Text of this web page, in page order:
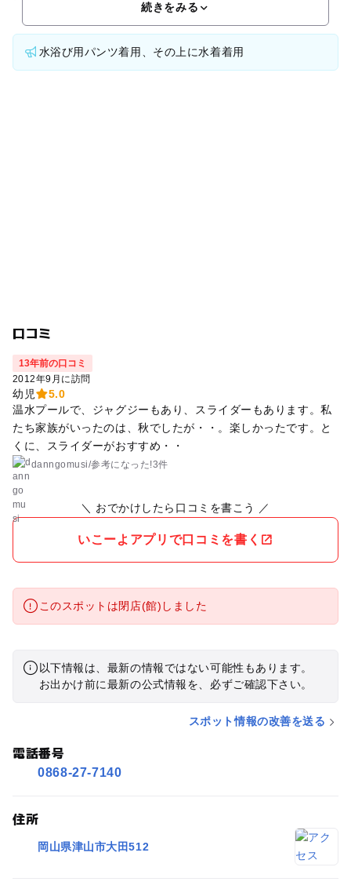
続きをみる
水浴び用パンツ着用、その上に水着着用
口コミ
13年前の口コミ
2012年9月に訪問
幼児
5.0
温水プールで、ジャグジーもあり、スライダーもあります。私
たち家族がいったのは、秋でしたが・・。楽しかったです。と
くに、スライダーがおすすめ・・
danngomusi/参考に なった!3件
＼ おでかけしたら口コミを書こう ／
いこーよアプリで口コミを書く
このスポットは閉店(館)しました
以下情報は、最新の情報ではない可能性もあります。
お出かけ前に最新の公式情報を、必ずご確認下さい。
スポット情報の改善を送る
電話番号
0868-27-7140
住所
岡山県津山市大田512